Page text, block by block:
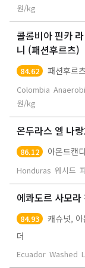
원/kg
콜롬비아 핀카
니 (패션후르츠)
84.62 패션후르
Colombia
원/kg
온두라스 엘 나
86.12 아몬드캔
Honduras 워시드
에콰도르 사모
84.93
캐슈넛,
더
Ecuador Washed